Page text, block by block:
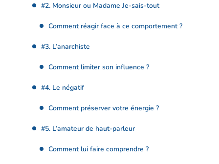
#2. Monsieur ou Madame Je-sais-tout
Comment réagir face à ce comportement ?
#3. L’anarchiste
Comment limiter son influence ?
#4. Le négatif
Comment préserver votre énergie ?
#5. L’amateur de haut-parleur
Comment lui faire comprendre ?